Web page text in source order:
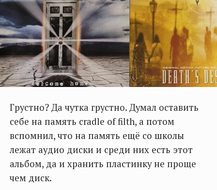
Грустно? Да чутка грустно. Думал оставить
себе на память cradle of filth, а потом
вспомнил, что на память ещё со школы
лежат аудио диски и среди них есть этот
альбом, да и хранить пластинку не проще
чем диск.